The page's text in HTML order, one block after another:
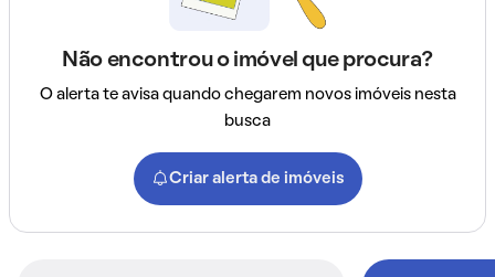
Não encontrou o imóvel que procura?
O alerta te avisa quando chegarem novos imóveis nesta
busca
Criar alerta de imóveis